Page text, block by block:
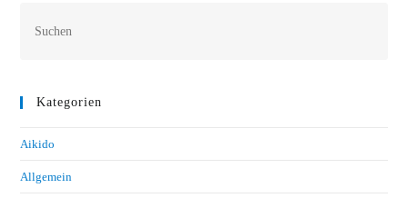
Kategorien
Aikido
Allgemein